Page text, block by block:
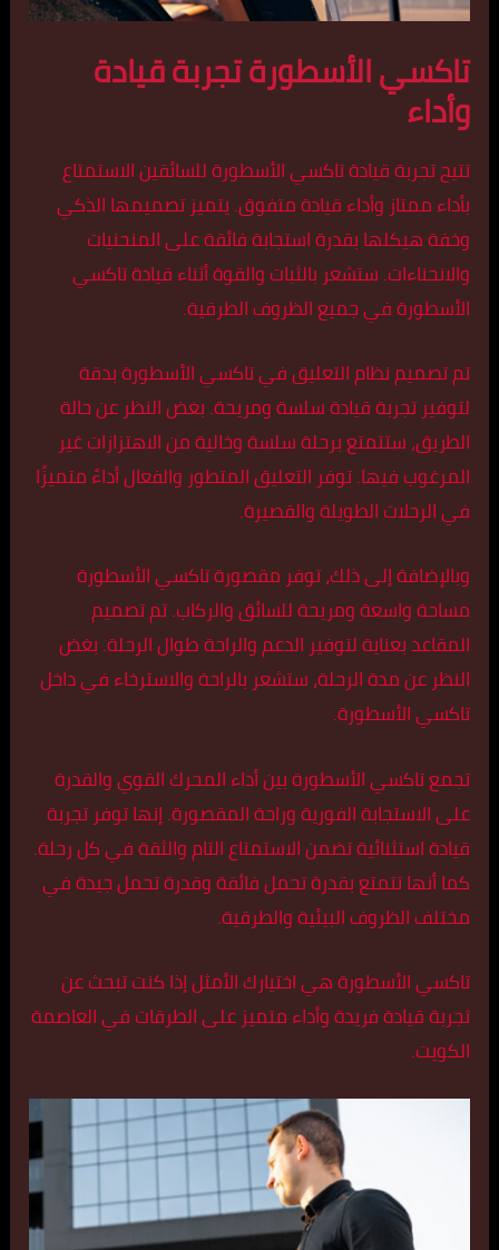
تاكسي الأسطورة تجربة قيادة
وأداء
تتيح تجربة قيادة تاكسي الأسطورة للسائقين الاستمتاع
بأداء ممتاز وأداء قيادة متفوق. يتميز تصميمها الذكي
وخفة هيكلها بقدرة استجابة فائقة على المنحنيات
والانحناءات. ستشعر بالثبات والقوة أثناء قيادة تاكسي
الأسطورة في جميع الظروف الطرقية.
تم تصميم نظام التعليق في تاكسي الأسطورة بدقة
لتوفير تجربة قيادة سلسة ومريحة. بغض النظر عن حالة
الطريق، ستتمتع برحلة سلسة وخالية من الاهتزازات غير
المرغوب فيها. توفر التعليق المتطور والفعال أداءً متميزًا
في الرحلات الطويلة والقصيرة.
وبالإضافة إلى ذلك، توفر مقصورة تاكسي الأسطورة
مساحة واسعة ومريحة للسائق والركاب. تم تصميم
المقاعد بعناية لتوفير الدعم والراحة طوال الرحلة. بغض
النظر عن مدة الرحلة، ستشعر بالراحة والاسترخاء في داخل
تاكسي الأسطورة.
تجمع تاكسي الأسطورة بين أداء المحرك القوي والقدرة
على الاستجابة الفورية وراحة المقصورة. إنها توفر تجربة
قيادة استثنائية تضمن الاستمتاع التام والثقة في كل رحلة.
كما أنها تتمتع بقدرة تحمل فائقة وقدرة تحمل جيدة في
مختلف الظروف البيئية والطرقية.
تاكسي الأسطورة هي اختيارك الأمثل إذا كنت تبحث عن
تجربة قيادة فريدة وأداء متميز على الطرقات في العاصمة
الكويت.